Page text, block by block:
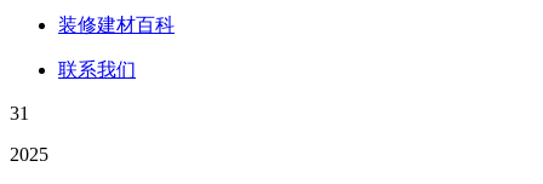
装修建材百科
联系我们
31
2025